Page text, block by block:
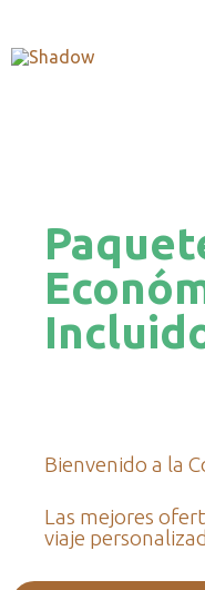
Bienvenido a la
Las mejores
viaje